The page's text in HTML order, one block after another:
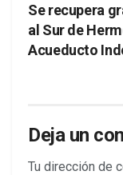
Se recupera
al Sur de
Acueducto
Deja un
Tu dirección de